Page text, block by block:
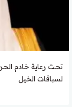
لسباقات الخيل